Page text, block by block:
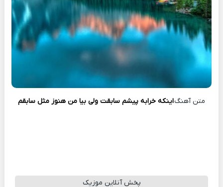
متن آهنگاینکه خرابه پیشم سابقت ولی بیا من هنوز مثل سابقم
پخش آنلاین موزیک